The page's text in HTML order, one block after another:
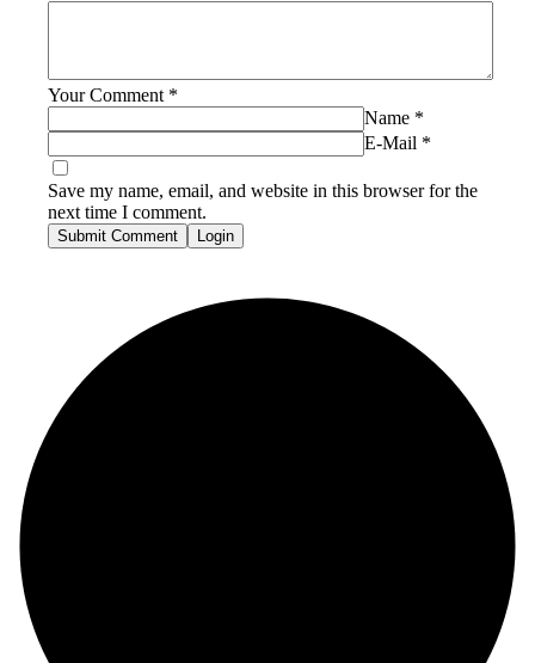
Your Comment *
Name *
E-Mail *
Save my name, email, and website in this browser for the
next time I comment.
Submit Comment Login